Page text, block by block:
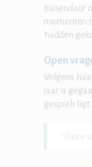
tussendoor
momenten
hadden
Open
Volgens
jaar is
gesprek ligt
“Deze